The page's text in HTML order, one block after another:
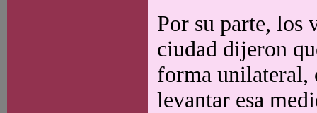
Por su parte, los
ciudad dijeron
forma unilateral,
levantar esa